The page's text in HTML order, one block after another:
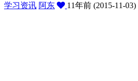
学习资讯 阿东 11年前 (2015-11-03)